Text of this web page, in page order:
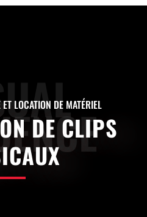
LOCATION DE MATÉRIEL
DE CLIPS